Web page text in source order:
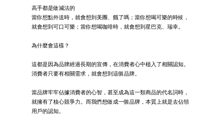
高手都是做減法的
當你想點外送時，就會想到美團、餓了嗎；當你想喝可樂的時候，
就會想到可口可樂；當你想喝咖啡時，就會想到星巴克、瑞幸。
為什麼會這樣？
這都是因為品牌經過長期的宣傳，在消費者心中植入了相關認知。
消費者只要有相關需求，就會想到這個品牌。
當品牌牢牢佔據消費者的心智，甚至成為這一類商品的代名詞時，
就擁有了核心競爭力。而我們想做成一個品牌，本質上就是去佔領
用戶的認知。